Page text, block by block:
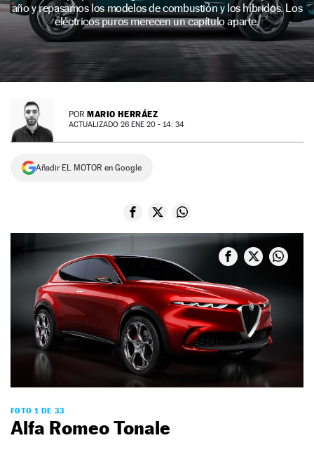
NEWSLETTER
SÍGUENOS
año y repasamos los modelos de combustión y los híbridos. Los
eléctricos puros merecen un capítulo aparte.
POR MARIO HERRÁEZ
ACTUALIZADO 26 ENE 20 - 14: 34
Añadir EL MOTOR en Google
FOTO 1 DE 33
Alfa Romeo Tonale